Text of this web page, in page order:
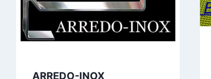
ARREDO-INOX